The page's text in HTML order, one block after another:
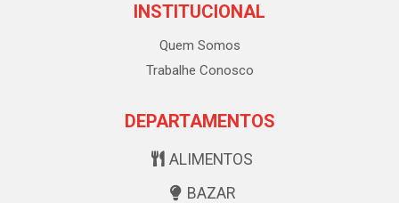
INSTITUCIONAL
Quem Somos
Trabalhe Conosco
DEPARTAMENTOS
ALIMENTOS
BAZAR